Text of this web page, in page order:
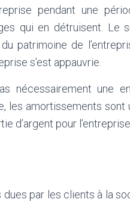
pendant une
qui en détruisent. Le
patrimoine de
s’est appauvrie.
nécessairement une
les amortissements
d’argent pour l’entreprise.
par les clients à la